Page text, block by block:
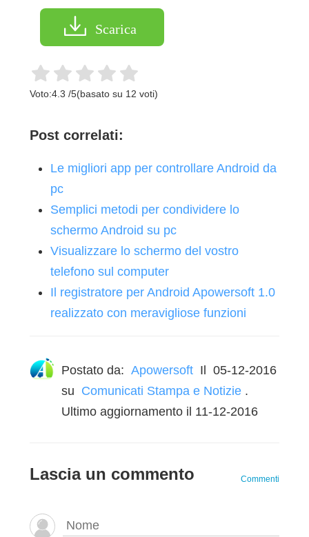
Scarica
Voto:4.3 /5(basato su 12 voti)
Post correlati:
Le migliori app per controllare Android da
pc
Semplici metodi per condividere lo
schermo Android su pc
Visualizzare lo schermo del vostro
telefono sul computer
Il registratore per Android Apowersoft 1.0
realizzato con meravigliose funzioni
Postato da: Apowersoft Il
05-12-2016
su Comunicati Stampa e Notizie .
Ultimo aggiornamento il 11-12-2016
Lascia un commento Commenti